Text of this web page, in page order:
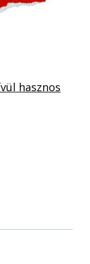
hasznos